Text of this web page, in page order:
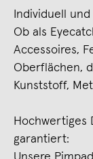
Individuell
Ob als
Accessoires,
Oberflächen,
Kunststoff,
Hochwertiges
garantiert: